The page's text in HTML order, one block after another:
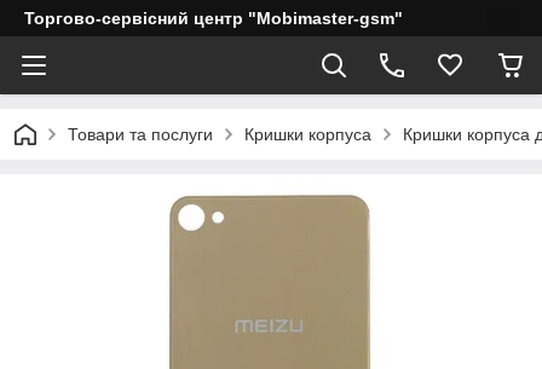
Торгово-сервісний центр "Mobimaster-gsm"
Товари та послуги Кришки корпуса Кришки корпуса